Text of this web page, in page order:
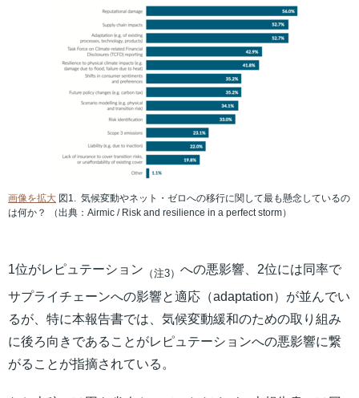
画像を拡大 図1. 気候変動やネット・ゼロへの移行に関して最も懸念しているの
は何か？ （出典：Airmic / Risk and resilience in a perfect storm）
1位がレピュテーション （注3） への悪影響、2位には同率で
サプライチェーンへの影響と適応（adaptation）が並んでい
るが、特に本報告書では、気候変動緩和のための取り組み
に後ろ向きであることがレピュテーションへの悪影響に繋
がることが指摘されている。